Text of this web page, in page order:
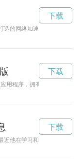
造的网络加速工具，可以帮
下载
用程序，拥有强大的加速功
下载
近他在学习和工作中展现出
下载